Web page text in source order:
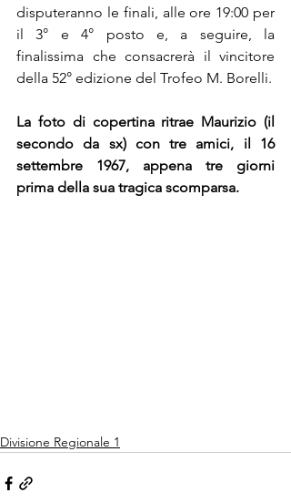
disputeranno le finali, alle ore 19:00 per
il 3° e 4° posto e, a seguire, la
finalissima che consacrerà il vincitore
della 52° edizione del Trofeo M. Borelli.
La foto di copertina ritrae Maurizio (il
secondo da sx) con tre amici, il 16
settembre 1967, appena tre giorni
prima della sua tragica scomparsa.
Divisione Regionale 1